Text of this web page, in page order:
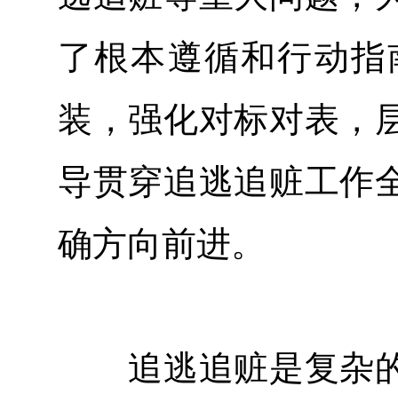
了根本遵循和行动
装，强化对标对表，
导贯穿追逃追赃工作
确方向前进。
追逃追赃是复杂的